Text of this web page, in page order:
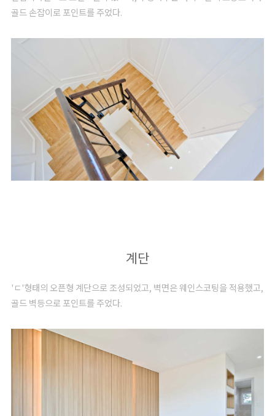
골드 손잡이로 포인트를 주었다.
계단
'ㄷ'형태의 오픈형 계단으로 조성되었고, 벽면은 웨인스코팅을 적용했고,
골드 벽등으로 포인트를 주었다.